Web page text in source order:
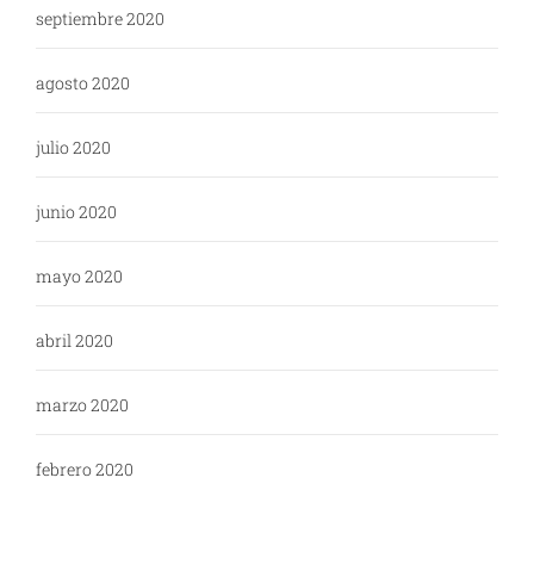
septiembre 2020
agosto 2020
julio 2020
junio 2020
mayo 2020
abril 2020
marzo 2020
febrero 2020